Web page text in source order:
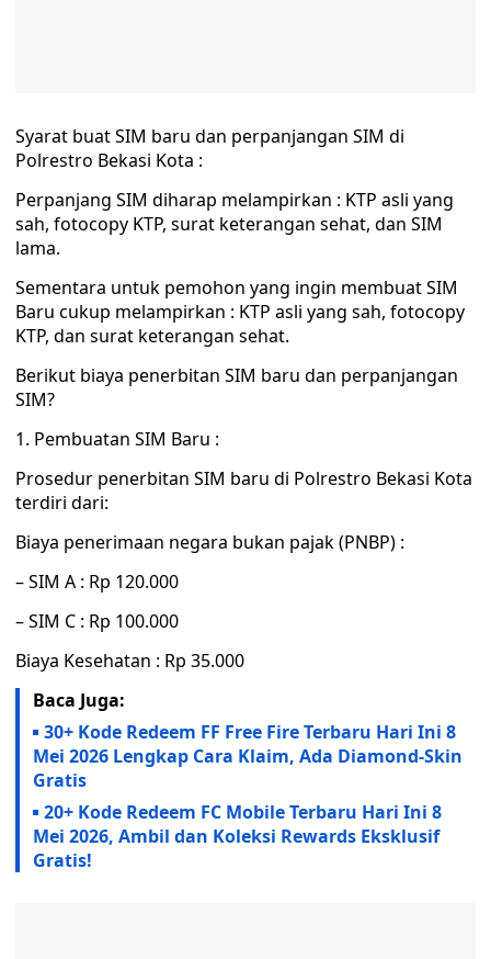
Syarat buat SIM baru dan perpanjangan SIM di
Polrestro Bekasi Kota :
Perpanjang SIM diharap melampirkan : KTP asli yang
sah, fotocopy KTP, surat keterangan sehat, dan SIM
lama.
Sementara untuk pemohon yang ingin membuat SIM
Baru cukup melampirkan : KTP asli yang sah, fotocopy
KTP, dan surat keterangan sehat.
Berikut biaya penerbitan SIM baru dan perpanjangan
SIM?
1. Pembuatan SIM Baru :
Prosedur penerbitan SIM baru di Polrestro Bekasi Kota
terdiri dari:
Biaya penerimaan negara bukan pajak (PNBP) :
– SIM A : Rp 120.000
– SIM C : Rp 100.000
Biaya Kesehatan : Rp 35.000
Baca Juga:
30+ Kode Redeem FF Free Fire Terbaru Hari Ini 8
Mei 2026 Lengkap Cara Klaim, Ada Diamond-Skin
Gratis
20+ Kode Redeem FC Mobile Terbaru Hari Ini 8
Mei 2026, Ambil dan Koleksi Rewards Eksklusif
Gratis!